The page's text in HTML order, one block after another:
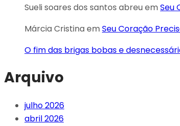
Sueli soares dos santos abreuemSeu
Márcia CristinaemSeu Coração
O fim das brigas bobas e
Arquivo
julho 2026
abril 2026